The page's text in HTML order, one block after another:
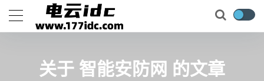
关于 智能安防网 的文章